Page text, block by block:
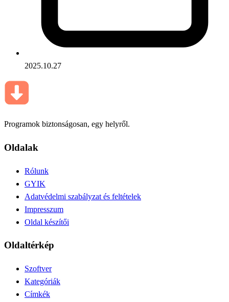
2025.10.27
Programok biztonságosan, egy helyről.
Oldalak
Rólunk
GYIK
Adatvédelmi szabályzat és feltételek
Impresszum
Oldal készítői
Oldaltérkép
Szoftver
Kategóriák
Címkék